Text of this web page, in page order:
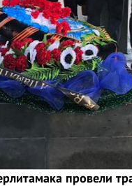
провели